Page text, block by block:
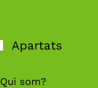
Apartats
Qui som?